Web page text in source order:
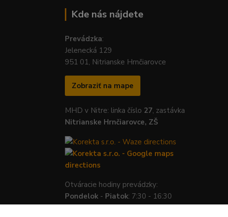
Kde nás nájdete
Prevádzka:
Jelenecká 129
951 01, Nitrianske Hrnčiarovce
Zobraziť na mape
MHD v Nitre: linka číslo 27, zastávka
Nitrianske Hrnčiarovce, ZŠ
Otváracie hodiny prevádzky:
Pondelok - Piatok: 7:30 - 16:30